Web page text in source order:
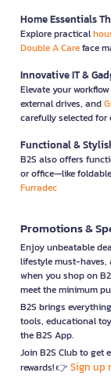
Home Essentials
Explore practical
Double A Careface
Innovative IT &
Elevate your
external drives, and
carefully selected for
Functional &
B2S also offers
or office—like
Furradec
Promotions &
Enjoy unbeatable
lifestyle must-haves,
when you shop on
meet the minimum
B2S brings
tools, educational
the B2S App.
Join B2S Club to get
rewards! 👉 Sign up